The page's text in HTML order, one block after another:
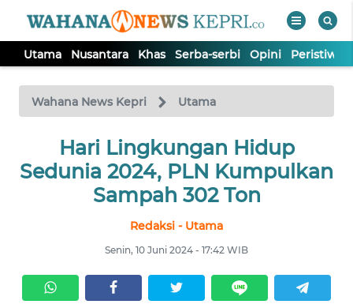
Utama Nusantara Khas Serba-serbi Opini Peristiwa
Wahana News Kepri Utama
Hari Lingkungan Hidup
Sedunia 2024, PLN Kumpulkan
Sampah 302 Ton
Redaksi - Utama
Senin, 10 Juni 2024 - 17:42 WIB
TV
Tutup
SERBA-
SERBI